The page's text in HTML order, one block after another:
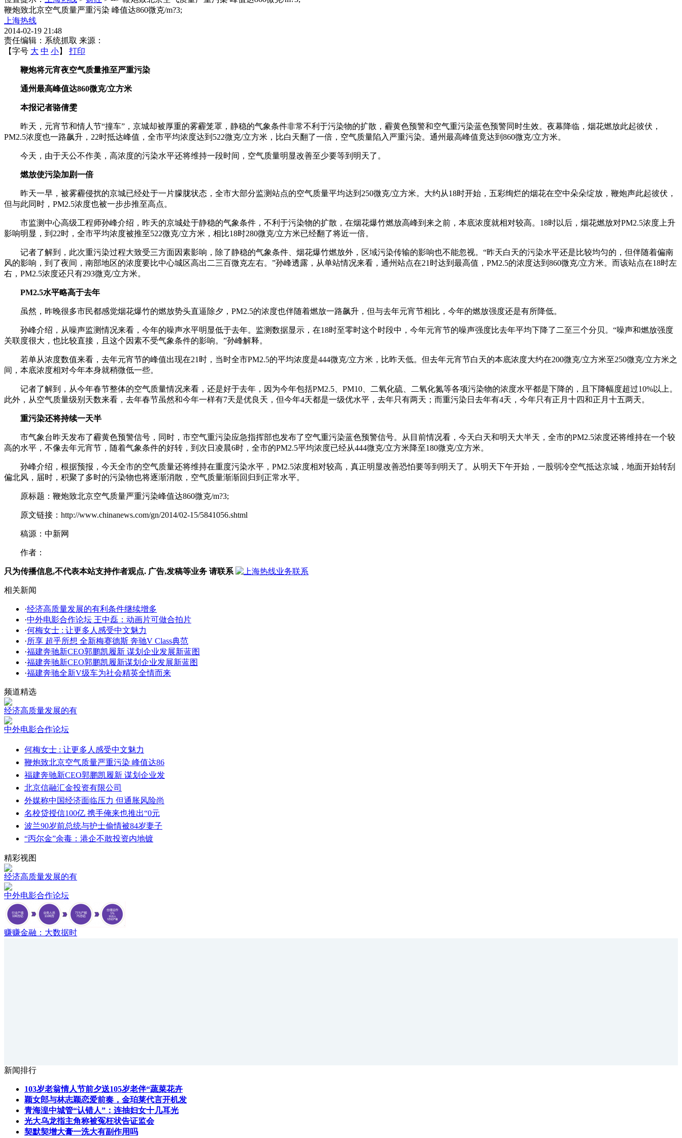
鞭炮致北京空气质量严重污染 峰值达860微克/m?3;
上海热线
2014-02-19 21:48
责任编辑：系统抓取 来源：
【字号 大 中 小】 打印
鞭炮将元宵夜空气质量推至严重污染
通州最高峰值达860微克/立方米
本报记者骆倩雯
昨天，元宵节和情人节“撞车”，京城却被厚重的雾霾笼罩，静稳的气象条件非常不利于污染物的扩散，霾黄色预警和空气重污染蓝色预警同时生效。夜幕降临，烟花燃放此起彼伏，
PM2.5浓度也一路飙升，22时抵达峰值，全市平均浓度达到522微克/立方米，比白天翻了一倍，空气质量陷入严重污染。通州最高峰值竟达到860微克/立方米。
今天，由于天公不作美，高浓度的污染水平还将维持一段时间，空气质量明显改善至少要等到明天了。
燃放使污染加剧一倍
昨天一早，被雾霾侵扰的京城已经处于一片朦胧状态，全市大部分监测站点的空气质量平均达到250微克/立方米。大约从18时开始，五彩绚烂的烟花在空中朵朵绽放，鞭炮声此起彼伏，
但与此同时，PM2.5浓度也被一步步推至高点。
市监测中心高级工程师孙峰介绍，昨天的京城处于静稳的气象条件，不利于污染物的扩散，在烟花爆竹燃放高峰到来之前，本底浓度就相对较高。18时以后，烟花燃放对PM2.5浓度上升
影响明显，到22时，全市平均浓度被推至522微克/立方米，相比18时280微克/立方米已经翻了将近一倍。
记者了解到，此次重污染过程大致受三方面因素影响，除了静稳的气象条件、烟花爆竹燃放外，区域污染传输的影响也不能忽视。“昨天白天的污染水平还是比较均匀的，但伴随着偏南
风的影响，到了夜间，南部地区的浓度要比中心城区高出二三百微克左右。”孙峰透露，从单站情况来看，通州站点在21时达到最高值，PM2.5的浓度达到860微克/立方米。而该站点在18时左
右，PM2.5浓度还只有293微克/立方米。
PM2.5水平略高于去年
虽然，昨晚很多市民都感觉烟花爆竹的燃放势头直逼除夕，PM2.5的浓度也伴随着燃放一路飙升，但与去年元宵节相比，今年的燃放强度还是有所降低。
孙峰介绍，从噪声监测情况来看，今年的噪声水平明显低于去年。监测数据显示，在18时至零时这个时段中，今年元宵节的噪声强度比去年平均下降了二至三个分贝。“噪声和燃放强度
关联度很大，也比较直接，且这个因素不受气象条件的影响。”孙峰解释。
若单从浓度数值来看，去年元宵节的峰值出现在21时，当时全市PM2.5的平均浓度是444微克/立方米，比昨天低。但去年元宵节白天的本底浓度大约在200微克/立方米至250微克/立方米之
间，本底浓度相对今年本身就稍微低一些。
记者了解到，从今年春节整体的空气质量情况来看，还是好于去年，因为今年包括PM2.5、PM10、二氧化硫、二氧化氮等各项污染物的浓度水平都是下降的，且下降幅度超过10%以上。
此外，从空气质量级别天数来看，去年春节虽然和今年一样有7天是优良天，但今年4天都是一级优水平，去年只有两天；而重污染日去年有4天，今年只有正月十四和正月十五两天。
重污染还将持续一天半
市气象台昨天发布了霾黄色预警信号，同时，市空气重污染应急指挥部也发布了空气重污染蓝色预警信号。从目前情况看，今天白天和明天大半天，全市的PM2.5浓度还将维持在一个较
高的水平，不像去年元宵节，随着气象条件的好转，到次日凌晨6时，全市的PM2.5平均浓度已经从444微克/立方米降至180微克/立方米。
孙峰介绍，根据预报，今天全市的空气质量还将维持在重度污染水平，PM2.5浓度相对较高，真正明显改善恐怕要等到明天了。从明天下午开始，一股弱冷空气抵达京城，地面开始转刮
偏北风，届时，积聚了多时的污染物也将逐渐消散，空气质量渐渐回归到正常水平。
原标题：鞭炮致北京空气质量严重污染峰值达860微克/m?3;
原文链接：http://www.chinanews.com/gn/2014/02-15/5841056.shtml
稿源：中新网
作者：
只为传播信息,不代表本站支持作者观点. 广告,发稿等业务 请联系
相关新闻
·经济高质量发展的有利条件继续增多
·中外电影合作论坛 王中磊：动画片可做合拍片
·何梅女士 : 让更多人感受中文魅力
·所享 超乎所想 全新梅赛德斯 奔驰V Class典范
·福建奔驰新CEO郭鹏凯履新 谋划企业发展新蓝图
·福建奔驰新CEO郭鹏凯履新谋划企业发展新蓝图
·福建奔驰全新V级车为社会精英全情而来
频道精选
经济高质量发展的有
中外电影合作论坛
何梅女士 : 让更多人感受中文魅力
鞭炮致北京空气质量严重污染 峰值达86
福建奔驰新CEO郭鹏凯履新 谋划企业发
北京信融汇金投资有限公司
外媒称中国经济面临压力 但通胀风险尚
名校贷授信100亿 携手俺来也推出“0元
波兰90岁前总统与护士偷情被84岁妻子
“丙尔金”余毒：港企不敢投资内地镀
精彩视图
经济高质量发展的有
中外电影合作论坛
赚赚金融：大数据时
新闻排行
103岁老翁情人节前夕送105岁老伴“蔬菜花卉
颖女郎与林志颖恋爱前奏，金珀莱代言开机发
青海湟中城管“认错人”：连抽妇女十几耳光
光大乌龙指主角称被冤枉状告证监会
契默契增大膏一洗大有副作用吗